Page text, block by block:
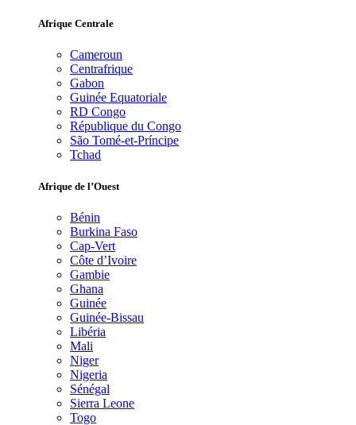
Afrique Centrale
Cameroun
Centrafrique
Gabon
Guinée Equatoriale
RD Congo
République du Congo
São Tomé-et-Príncipe
Tchad
Afrique de l’Ouest
Bénin
Burkina Faso
Cap-Vert
Côte d’Ivoire
Gambie
Ghana
Guinée
Guinée-Bissau
Libéria
Mali
Niger
Nigeria
Sénégal
Sierra Leone
Togo